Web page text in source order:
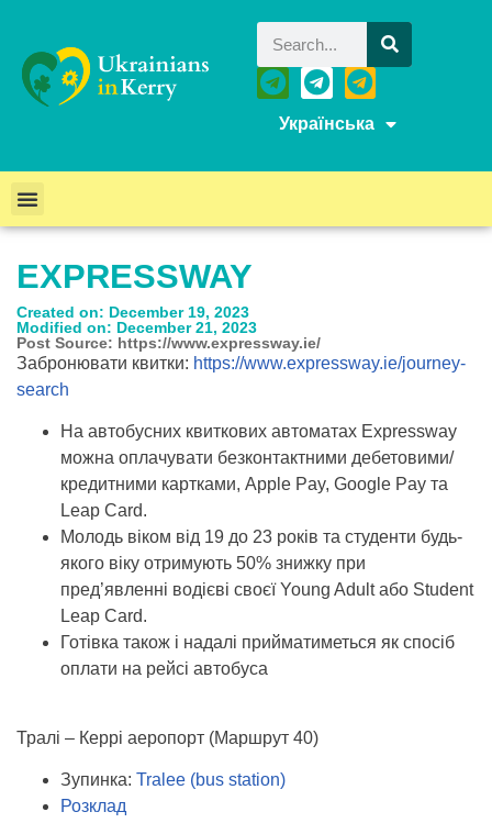
Українська
EXPRESSWAY
Created on: December 19, 2023
Modified on: December 21, 2023
Post Source: https://www.expressway.ie/
Забронювати квитки: https://www.expressway.ie/journey-
search
На автобусних квиткових автоматах Expressway
можна оплачувати безконтактними дебетовими/
кредитними картками, Apple Pay, Google Pay та
Leap Card.
Молодь віком від 19 до 23 років та студенти будь-
якого віку отримують 50% знижку при
пред’явленні водієві своєї Young Adult або Student
Leap Card.
Готівка також і надалі прийматиметься як спосіб
оплати на рейсі автобуса
Тралі – Керрі аеропорт (Маршрут 40)
Зупинка: Tralee (bus station)
Розклад